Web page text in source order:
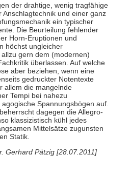
der drahtige, wenig tragfähige
Anschlagtechnik und einer ganz
ein typischer
Die Beurteilung fehlender
Horn-Eruptionen und
höchst ungleicher
gern dem (modernen)
überlassen. Auf welche
aber beziehen, wenn eine
gedruckter Notentexte
allem die mangelnde
Tempi bei nahezu
Spannungsbögen auf.
dagegen die Allegro-
klassizistisch kühl jedes
Mittelsätze zugunsten
Statik.
Gerhard Pätzig [28.07.2011]